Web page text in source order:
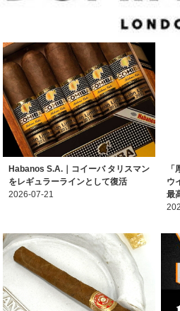
Habanos S.A.｜コイーバ タリスマン
をレギュラーラインとして復活
2026-07-21
ウ
最